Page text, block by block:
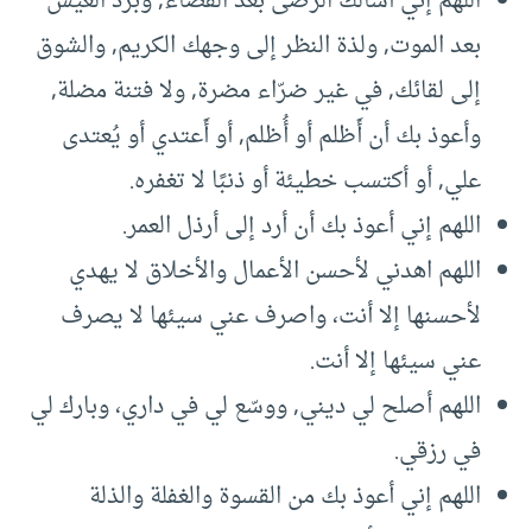
بعد الموت, ولذة النظر إلى وجهك الكريم, والشوق
إلى لقائك, في غير ضرّاء مضرة, ولا فتنة مضلة,
وأعوذ بك أن أَظلم أو أُظلم, أو أَعتدي أو يُعتدى
علي, أو أكتسب خطيئة أو ذنبًا لا تغفره.
اللهم إني أعوذ بك أن أرد إلى أرذل العمر.
اللهم اهدني لأحسن الأعمال والأخلاق لا يهدي
لأحسنها إلا أنت، واصرف عني سيئها لا يصرف
عني سيئها إلا أنت.
اللهم أصلح لي ديني, ووسّع لي في داري، وبارك لي
في رزقي.
اللهم إني أعوذ بك من القسوة والغفلة والذلة